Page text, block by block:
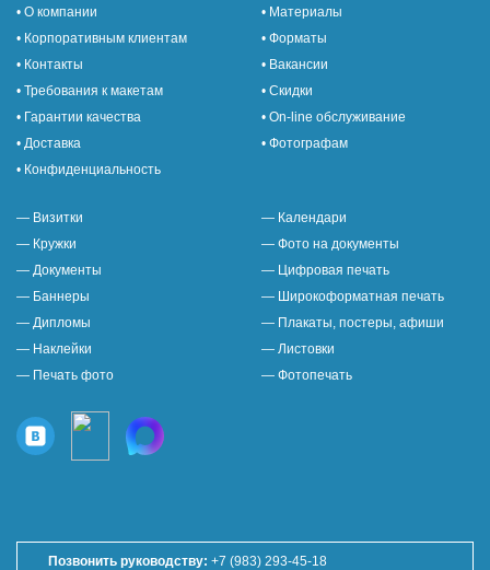
• О компании
• Материалы
• Корпоративным клиентам
• Форматы
• Контакты
• Вакансии
• Требования к макетам
• Скидки
• Гарантии качества
• On-line обслуживание
• Доставка
• Фотографам
• Конфиденциальность
— Визитки
— Календари
— Кружки
— Фото на документы
— Документы
— Цифровая печать
— Баннеры
— Широкоформатная печать
— Дипломы
— Плакаты, постеры, афиши
— Наклейки
— Листовки
— Печать фото
— Фотопечать
Позвонить руководству: +7 (983) 293-45-18